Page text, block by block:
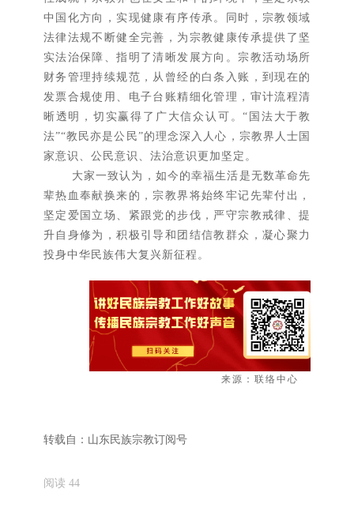
中国化方向，实现健康有序传承。同时，宗教领域
法律法规不断健全完善，为宗教健康传承提供了坚
实法治保障、指明了清晰发展方向。宗教活动场所
财务管理持续规范，从曾经的白条入账，到现在的
发票合规使用、电子台账精细化管理，审计流程清
晰透明，切实赢得了广大信众认可。“国法大于教
法”“教民亦是公民”的理念深入人心，宗教界人士国
家意识、公民意识、法治意识更加坚定。
大家一致认为，如今的幸福生活是无数革命先
辈热血奉献换来的，宗教界将始终牢记先辈付出，
坚定爱国立场、紧跟党的步伐，严守宗教戒律、提
升自身修为，积极引导和团结信教群众，凝心聚力
投身中华民族伟大复兴新征程。
来源：联络中心
转载自： 山东民族宗教订阅号
阅读 44